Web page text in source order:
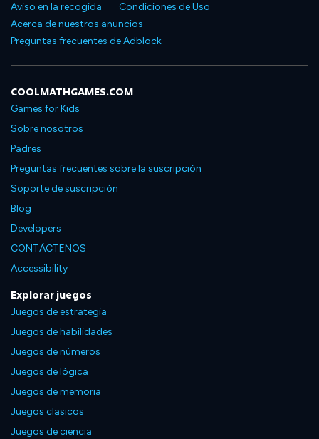
Aviso en la recogida
Condiciones de Uso
Acerca de nuestros anuncios
Preguntas frecuentes de Adblock
COOLMATHGAMES.COM
Games for Kids
Sobre nosotros
Padres
Preguntas frecuentes sobre la suscripción
Soporte de suscripción
Blog
Developers
CONTÁCTENOS
Accessibility
Explorar juegos
Juegos de estrategia
Juegos de habilidades
Juegos de números
Juegos de lógica
Juegos de memoria
Juegos clasicos
Juegos de ciencia